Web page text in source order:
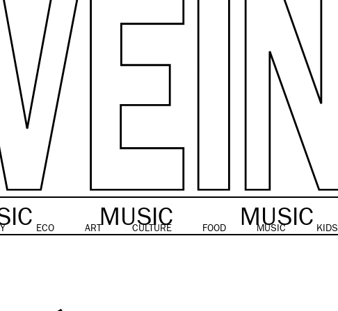
ECO ART CULTURE FOOD MUSIC KIDS
MUSIC MUSIC